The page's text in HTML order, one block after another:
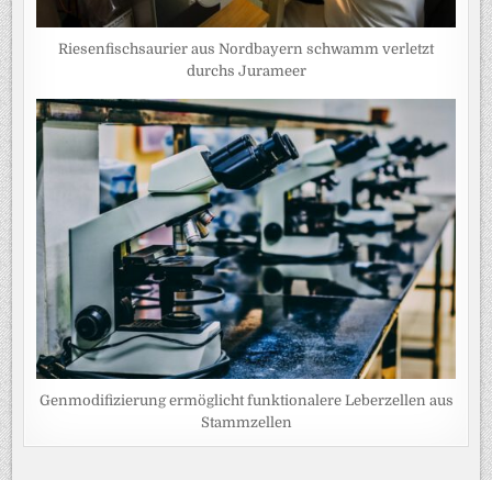
Riesenfischsaurier aus Nordbayern schwamm verletzt
durchs Jurameer
Genmodifizierung ermöglicht funktionalere Leberzellen aus
Stammzellen